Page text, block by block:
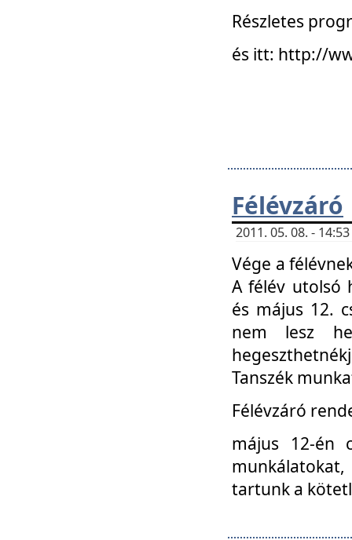
Részletes
és itt: http://
Félévzáró
2011. 05. 08. -
Vége a
A félév utolsó
és május 12.
nem lesz
Tanszék
Félévzáró
május 12-én
tartunk a